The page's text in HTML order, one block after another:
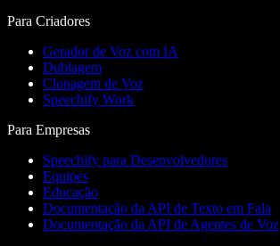
Para Criadores
Gerador de Voz com IA
Dublagem
Clonagem de Voz
Speechify Work
Para Empresas
Speechify para Desenvolvedores
Equipes
Educação
Documentação da API de Texto em Fala
Documentação da API de Agentes de Voz